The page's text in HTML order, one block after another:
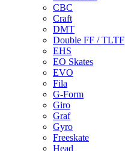
CBC
Craft
DMT
Double FF / TLTF
EHS
EO Skates
EVO
Fila
G-Form
Giro
Graf
Gyro
Freeskate
Head